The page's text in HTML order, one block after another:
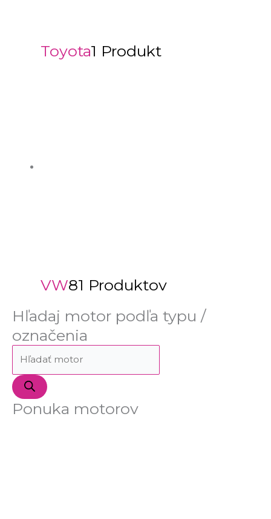
Toyota1 Produkt
VW81 Produktov
Hľadaj motor podľa typu /
označenia
Ponuka motorov